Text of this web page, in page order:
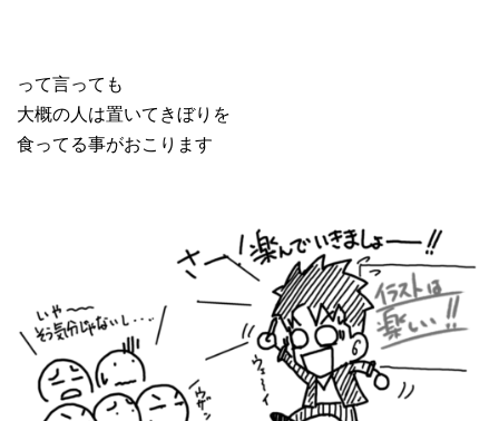
って言っても
大概の人は置いてきぼりを
食ってる事がおこります